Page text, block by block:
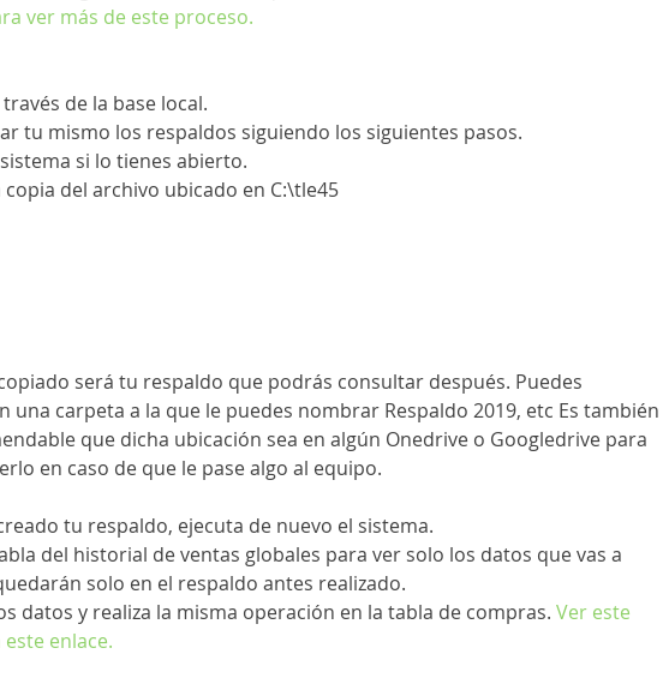
ver más de este proceso.
de la base local.
tu mismo los respaldos siguiendo los siguientes pasos.
si lo tienes abierto.
copia del archivo ubicado en C:\tle45
una carpeta a la que le puedes nombrar Respaldo 2019, etc Es también
que dicha ubicación sea en algún Onedrive o Googledrive para
en caso de que le pase algo al equipo.
tu respaldo, ejecuta de nuevo el sistema.
del historial de ventas globales para ver solo los datos que vas a
solo en el respaldo antes realizado.
datos y realiza la misma operación en la tabla de compras. Ver este
enlace.